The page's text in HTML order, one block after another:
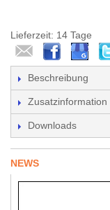
Lieferzeit: 14 Tage
Beschreibung
Zusatzinformation
Downloads
NEWS